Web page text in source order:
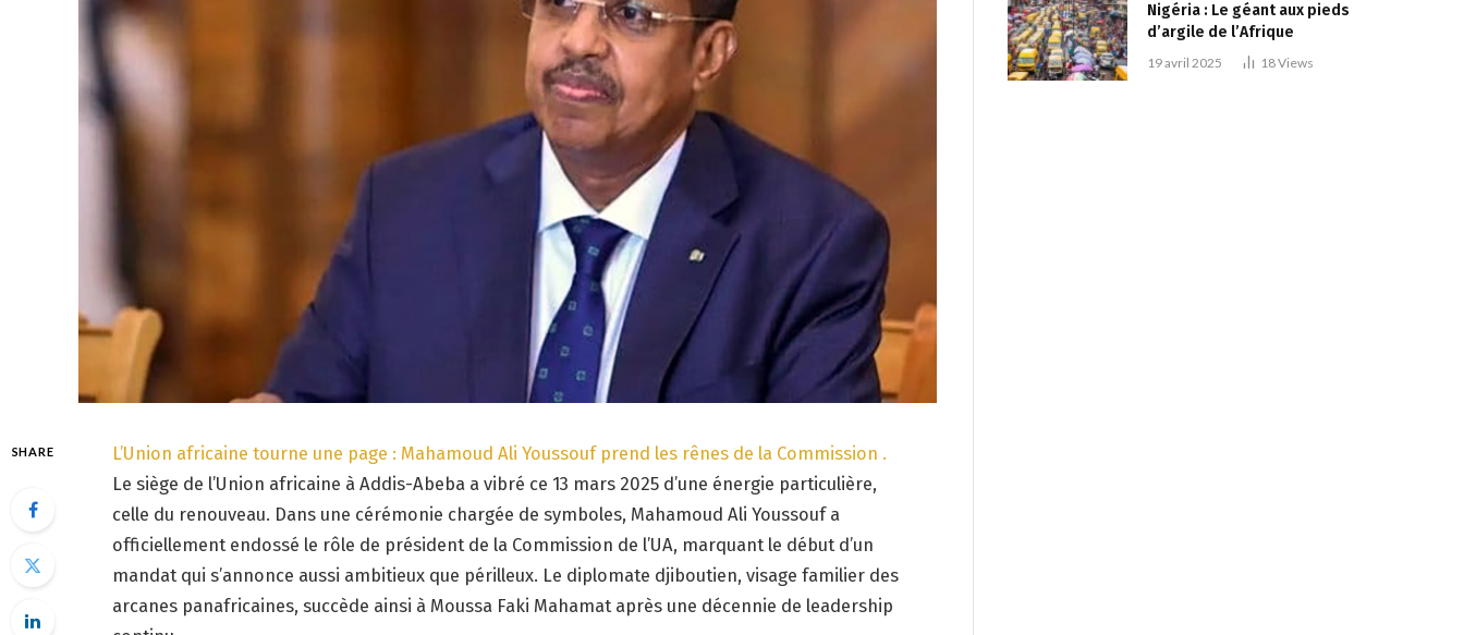
SHARE
L’Union africaine tourne une page : Mahamoud Ali Youssouf prend les rênes de la Commission .
Le siège de l’Union africaine à Addis-Abeba a vibré ce 13 mars 2025 d’une énergie particulière,
celle du renouveau. Dans une cérémonie chargée de symboles, Mahamoud Ali Youssouf a
officiellement endossé le rôle de président de la Commission de l’UA, marquant le début d’un
mandat qui s’annonce aussi ambitieux que périlleux. Le diplomate djiboutien, visage familier des
arcanes panafricaines, succède ainsi à Moussa Faki Mahamat après une décennie de leadership
Nigéria : Le géant aux pieds
d’argile de l’Afrique
19 avril 2025 18Views